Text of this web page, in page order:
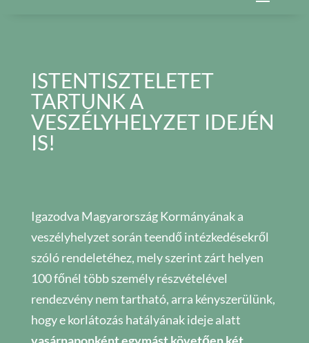
ISTENTISZTELETET
TARTUNK A
VESZÉLYHELYZET IDEJÉN
IS!
Igazodva Magyarország Kormányának a
veszélyhelyzet során teendő intézkedésekről
szóló rendeletéhez, mely szerint zárt helyen
100 főnél több személy részvételével
rendezvény nem tartható, arra kényszerülünk,
hogy e korlátozás hatályának ideje alatt